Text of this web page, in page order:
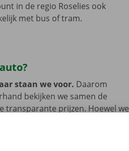
in de regio Roselies ook
met bus of tram.
staan we voor. Daarom
bekijken we samen de
transparante prijzen. Hoewel we
voor je klaar: in heel